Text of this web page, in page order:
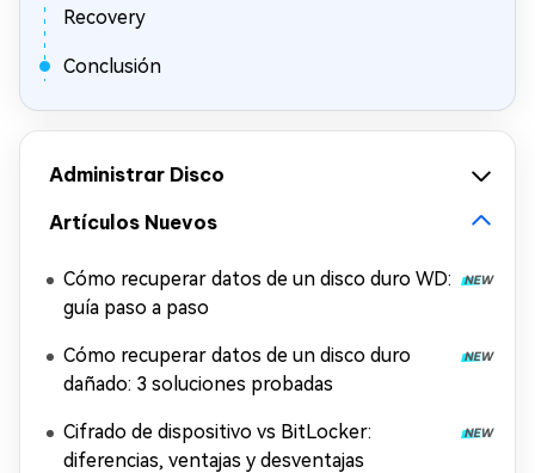
Recovery
Conclusión
Administrar Disco
Artículos Nuevos
Cómo recuperar datos de un disco duro WD:
guía paso a paso
Cómo recuperar datos de un disco duro
dañado: 3 soluciones probadas
Cifrado de dispositivo vs BitLocker:
diferencias, ventajas y desventajas